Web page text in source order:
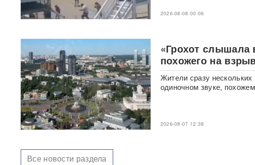
BadComedian объяснил,
почему на премьере
«Колобка» оказались пустые
Трамп запретил "родильный
туризм" в США
В Таиланде 7 человек
погибли в результате
стрельбы в школеВИДЕО
310 баллов ЕГЭ — и без
топовые вузы
2026-08-08 00:06
«Грохот
похожего на
Жители сразу
одиночном звуке,
2026-08-07 12:38
Все новости раздела